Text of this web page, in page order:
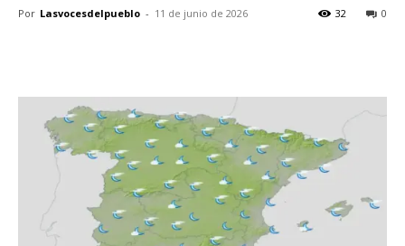
Por Lasvocesdelpueblo - 11 de junio de 2026 0
32